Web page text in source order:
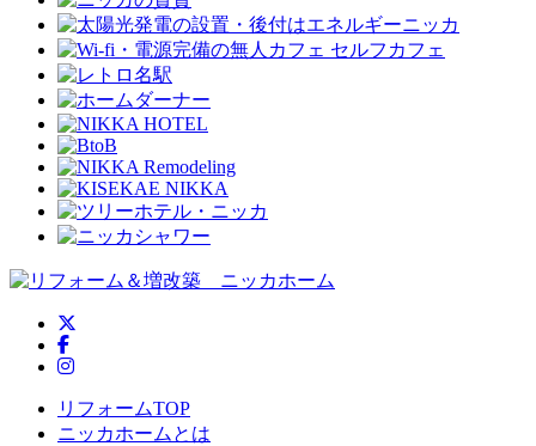
ニッカホーム公式Facebook
ニッカホーム公式Instagram
リフォームTOP
ニッカホームとは